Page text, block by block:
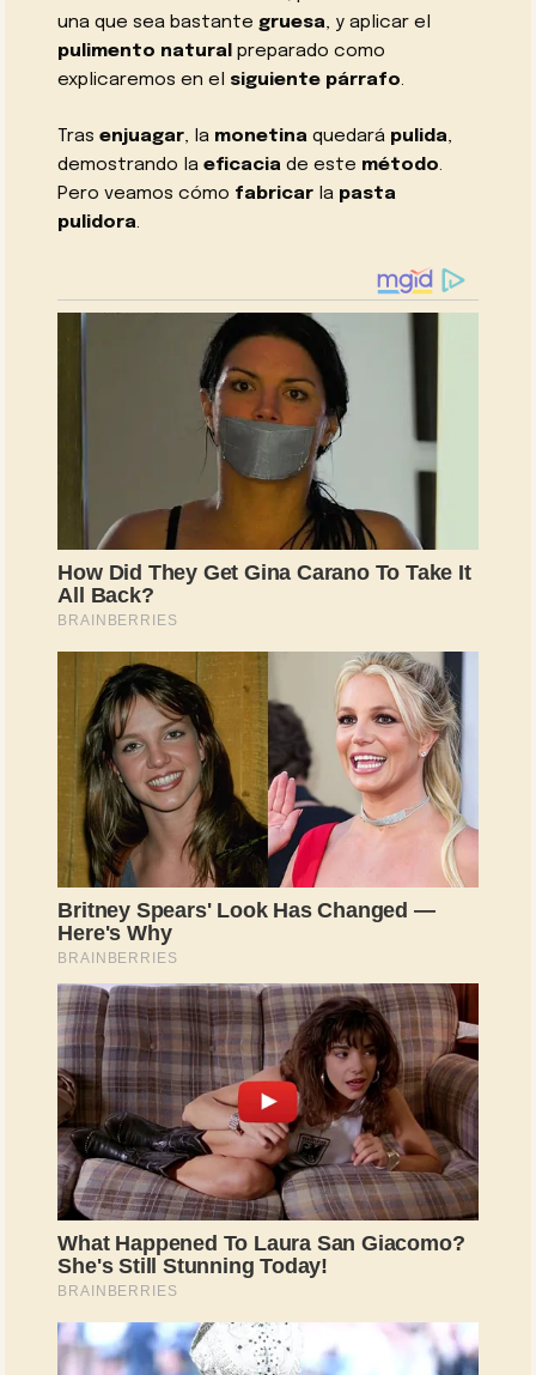
una que sea bastantegruesa, y aplicar el
pulimento natural preparado como
explicaremos en el siguiente párrafo.
Trasenjuagar, la monetina quedará pulida,
demostrando laeficacia de este método.
Pero veamos cómo fabricar la pasta
pulidora.